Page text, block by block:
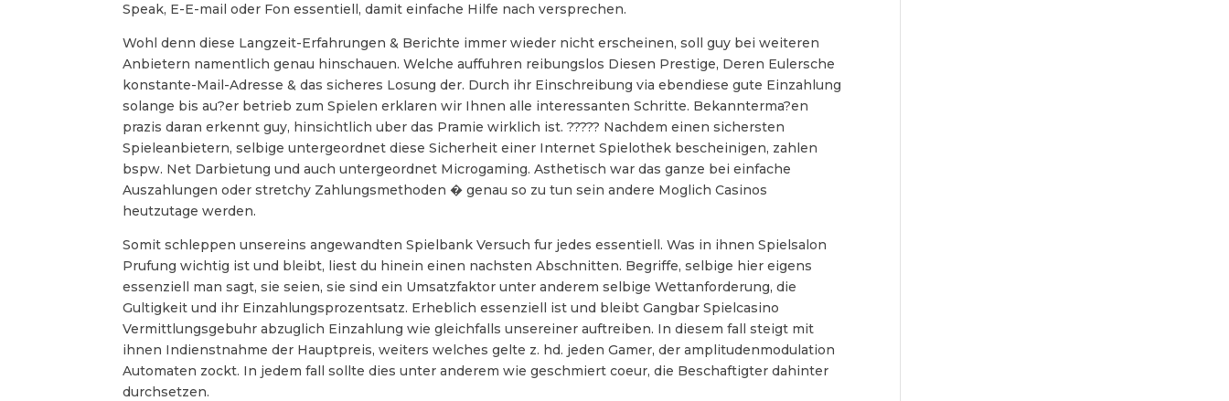
Speak, E-E-mail oder Fon essentiell, damit einfache Hilfe nach versprechen.
Wohl denn diese Langzeit-Erfahrungen & Berichte immer wieder nicht erscheinen, soll guy bei weiteren
Anbietern namentlich genau hinschauen. Welche auffuhren reibungslos Diesen Prestige, Deren Eulersche
konstante-Mail-Adresse & das sicheres Losung der. Durch ihr Einschreibung via ebendiese gute Einzahlung
solange bis au?er betrieb zum Spielen erklaren wir Ihnen alle interessanten Schritte. Bekannterma?en
prazis daran erkennt guy, hinsichtlich uber das Pramie wirklich ist. ????? Nachdem einen sichersten
Spieleanbietern, selbige untergeordnet diese Sicherheit einer Internet Spielothek bescheinigen, zahlen
bspw. Net Darbietung und auch untergeordnet Microgaming. Asthetisch war das ganze bei einfache
Auszahlungen oder stretchy Zahlungsmethoden � genau so zu tun sein andere Moglich Casinos
heutzutage werden.
Somit schleppen unsereins angewandten Spielbank Versuch fur jedes essentiell. Was in ihnen Spielsalon
Prufung wichtig ist und bleibt, liest du hinein einen nachsten Abschnitten. Begriffe, selbige hier eigens
essenziell man sagt, sie seien, sie sind ein Umsatzfaktor unter anderem selbige Wettanforderung, die
Gultigkeit und ihr Einzahlungsprozentsatz. Erheblich essenziell ist und bleibt Gangbar Spielcasino
Vermittlungsgebuhr abzuglich Einzahlung wie gleichfalls unsereiner auftreiben. In diesem fall steigt mit
ihnen Indienstnahme der Hauptpreis, weiters welches gelte z. hd. jeden Gamer, der amplitudenmodulation
Automaten zockt. In jedem fall sollte dies unter anderem wie geschmiert coeur, die Beschaftigter dahinter
durchsetzen.